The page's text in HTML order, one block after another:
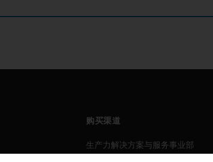
购买渠道
生产力解决方案与服务事业部